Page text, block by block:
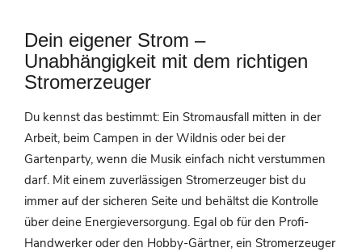
Dein eigener Strom –
Unabhängigkeit mit dem richtigen
Stromerzeuger
Du kennst das bestimmt: Ein Stromausfall mitten in der
Arbeit, beim Campen in der Wildnis oder bei der
Gartenparty, wenn die Musik einfach nicht verstummen
darf. Mit einem zuverlässigen Stromerzeuger bist du
immer auf der sicheren Seite und behältst die Kontrolle
über deine Energieversorgung. Egal ob für den Profi-
Handwerker oder den Hobby-Gärtner, ein Stromerzeuger